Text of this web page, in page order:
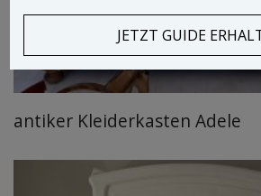
antiker Kleiderkasten Adele